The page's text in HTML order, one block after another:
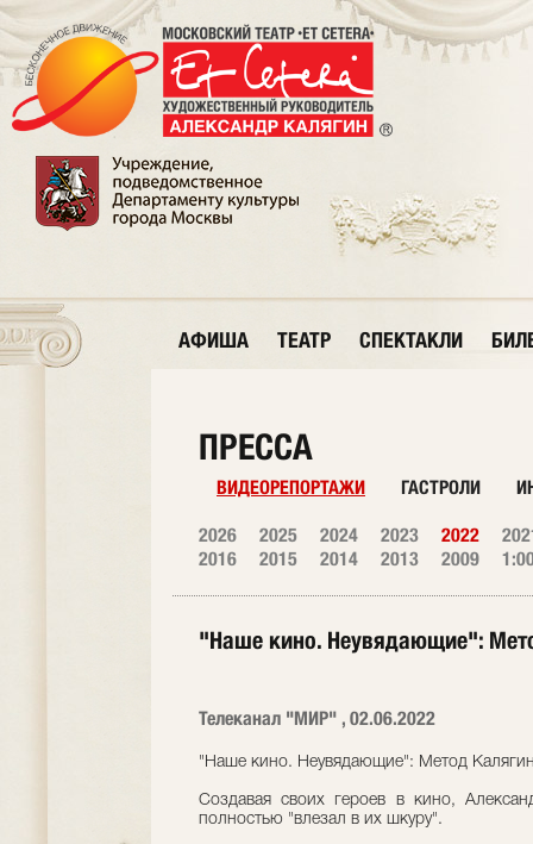
АФИША ТЕАТР СПЕКТАКЛИ
ПРЕССА
ВИДЕОРЕПОРТАЖИ ГАСТРОЛИ
2026 2025 2024 2023 2022
2016
2015 2014 2013 2009
"Наше кино. Неувядающие":
Телеканал "МИР" , 02.06.2022
"Наше кино. Неувядающие": Метод
Создавая своих героев в кино,
полностью "влезал в их шкуру".